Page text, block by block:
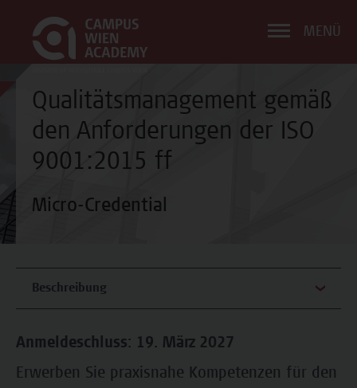
MENÜ
Qualitätsmanagement gemäß
den Anforderungen der ISO
9001:2015 ff
Micro-Credential
Beschreibung
Anmeldeschluss: 19. März 2027
Erwerben Sie praxisnahe Kompetenzen für den